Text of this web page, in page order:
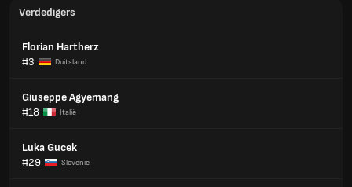
Verdedigers
Florian Hartherz
#3
Duitsland
Giuseppe Agyemang
#18
Italië
Luka Gucek
#29
Slovenië